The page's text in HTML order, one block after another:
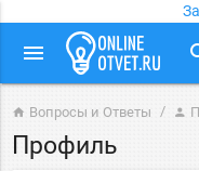
menu
home Вопросы и Ответы person
Профиль